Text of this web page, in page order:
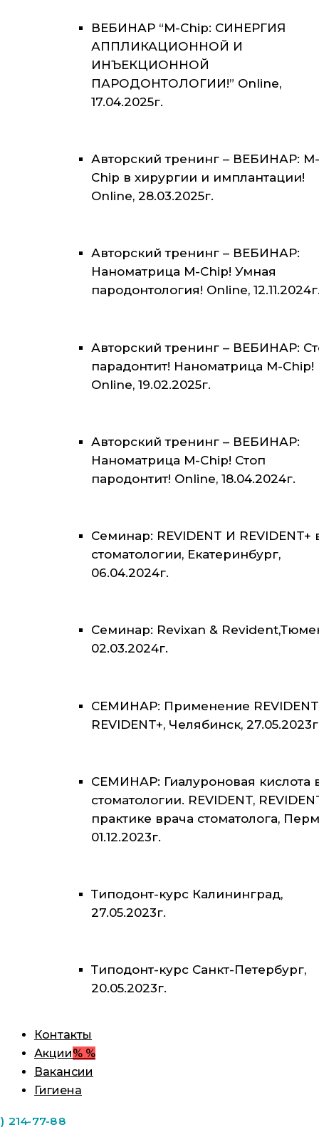
ВЕБИНАР “M-Chip: СИНЕРГИЯ
АППЛИКАЦИОННОЙ И
ИНЪЕКЦИОННОЙ
ПАРОДОНТОЛОГИИ!” Online,
17.04.2025г.
Авторский тренинг – ВЕБИНАР: M-
Chip в хирургии и имплантации!
Online, 28.03.2025г.
Авторский тренинг – ВЕБИНАР:
Наноматрица M-Chip! Умная
пародонтология! Online,
Авторский тренинг – ВЕБИНАР:
парадонтит! Наноматрица M-Chip!
Online, 19.02.2025г.
Авторский тренинг – ВЕБИНАР:
Наноматрица M-Chip! Стоп
пародонтит! Online, 18.04.2024г.
Семинар: REVIDENT И REVIDENT+
стоматологии, Екатеринбург,
06.04.2024г.
Семинар: Revixan &
02.03.2024г.
СЕМИНАР: Применение
REVIDENT+, Челябинск,
СЕМИНАР: Гиалуроновая кислота
стоматологии. REVIDENT,
практике врача стоматолога,
01.12.2023г.
Типодонт-курс Калининград,
27.05.2023г.
Типодонт-курс Санкт-Петербург,
20.05.2023г.
Контакты
Акции% %
Вакансии
Гигиена
214-77-88